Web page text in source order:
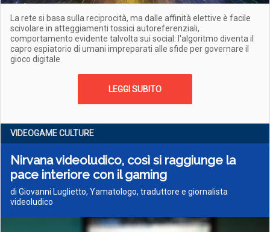
La rete si basa sulla reciprocità, ma dalle affinità elettive è facile
scivolare in atteggiamenti tossici autoreferenziali,
comportamento evidente talvolta sui social: l'algoritmo diventa il
capro espiatorio di umani impreparati alle sfide per governare il
gioco digitale
LEGGI SUBITO
VIDEOGAME CULTURE
Nirvana videoludico, così si raggiunge la
pace interiore con il gaming
di Giovanni Luglietto, Yamatologo, traduttore e giornalista
videoludico